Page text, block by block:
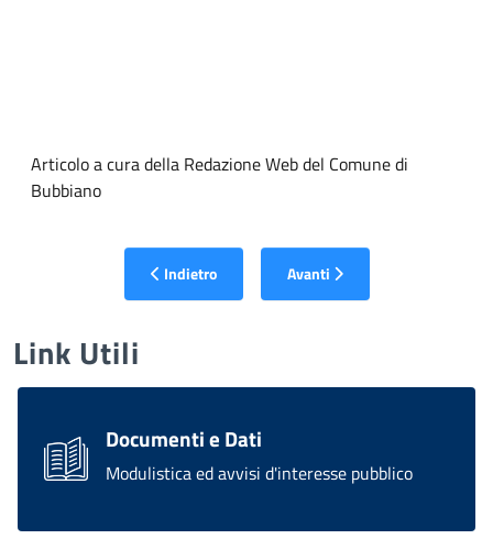
Articolo a cura della Redazione Web del Comune di
Bubbiano
Articolo precedente: Biblioteca
Indietro Articolo successivo: Scuola
Avanti
Link Utili
Documenti e Dati
Modulistica ed avvisi d'interesse pubblico